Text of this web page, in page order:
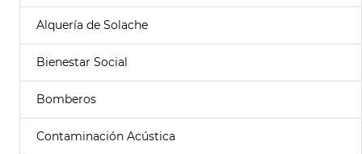
Alquería de Solache
Bienestar Social
Bomberos
Contaminación Acústica